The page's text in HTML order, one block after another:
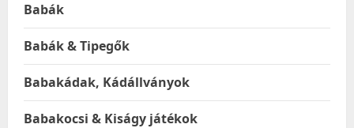
Babák
Babák & Tipegők
Babakádak, Kádállványok
Babakocsi & Kiságy játékok